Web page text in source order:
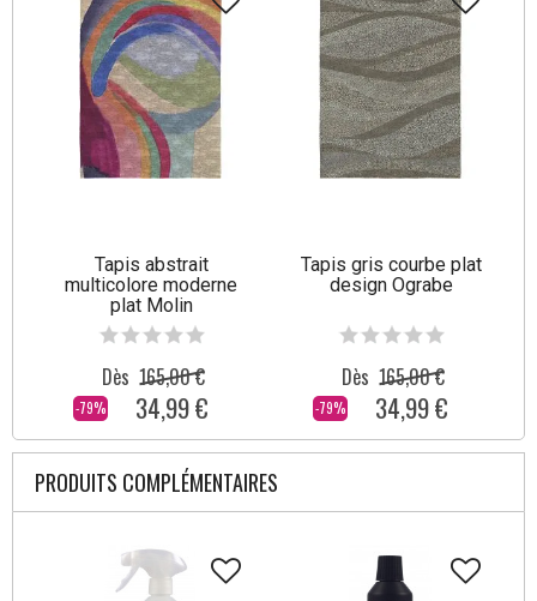
Tapis abstrait
multicolore moderne
plat Molin
-79%
Dès 165,00 €
34,99 €
Tapis gris courbe plat
design Ograbe
-79%
Dès 165,00 €
34,99 €
PRODUITS COMPLÉMENTAIRES